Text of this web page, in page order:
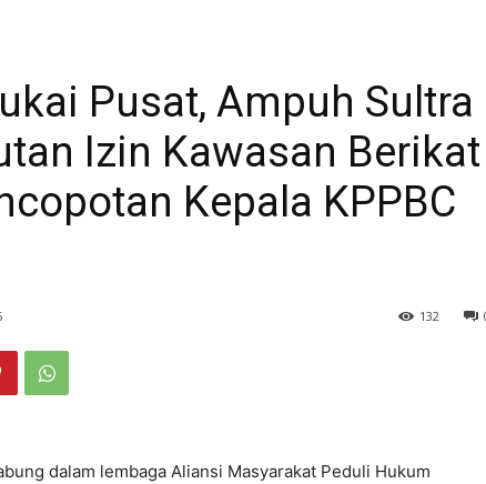
Pusat, Ampuh Sultra
Izin Kawasan Berikat
Kepala KPPBC
132
dalam lembaga Aliansi Masyarakat Peduli Hukum